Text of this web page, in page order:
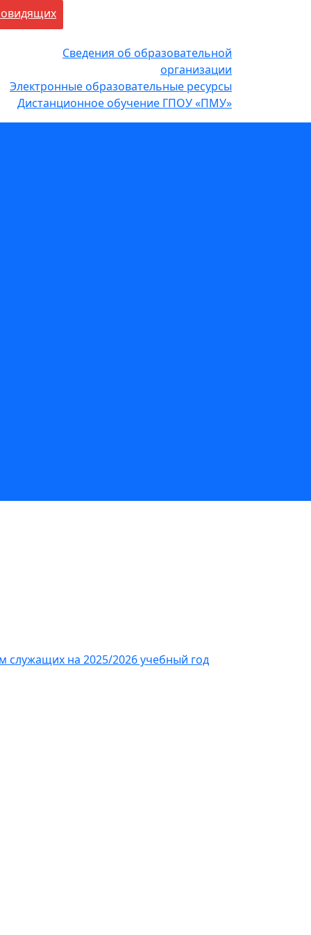
Сведения об образовательной
организации
Электронные образовательные ресурсы
Дистанционное обучение ГПОУ «ПМУ»
на 2025/2026 учебный год